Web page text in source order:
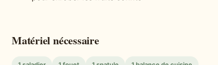
Matériel nécessaire